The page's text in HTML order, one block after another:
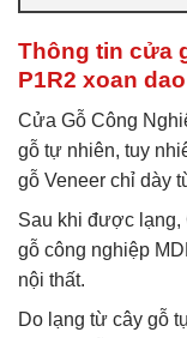
Thông tin cửa
P1R2 xoan
Cửa Gỗ Công
gỗ tự nhiên, tuy
gỗ Veneer chỉ dày
Sau khi được lạng,
gỗ công nghiệp
nội thất.
Do lạng từ cây gỗ